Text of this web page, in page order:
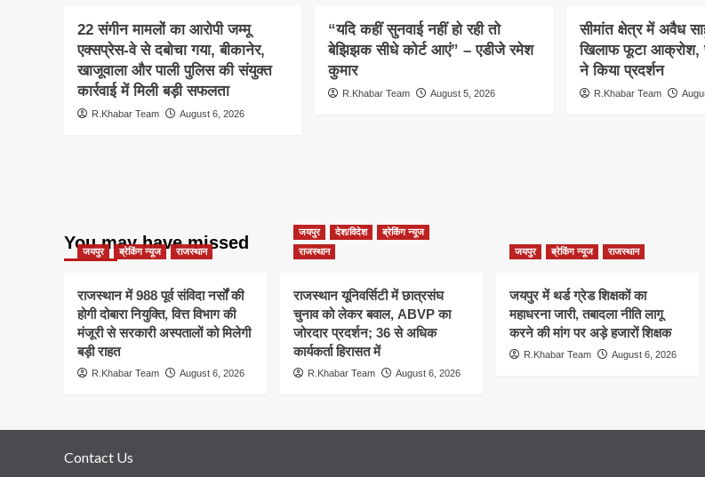
22 संगीन मामलों का आरोपी जम्मू
एक्सप्रेस-वे से दबोचा गया, बीकानेर,
खाजूवाला और पाली पुलिस की संयुक्त
कार्रवाई में मिली बड़ी सफलता
R.Khabar Team August 6, 2026
“यदि कहीं सुनवाई नहीं हो रही तो
बेझिझक सीधे कोर्ट आएं” – एडीजे रमेश
कुमार
R.Khabar Team August 5, 2026
सीमांत क्षेत्र में अवैध
खिलाफ फूटा आक्रोश,
ने किया प्रदर्शन
R.Khabar Team
You may have missed
जयपुर ब्रेकिंग न्यूज राजस्थान
राजस्थान में 988 पूर्व संविदा नर्सों की
होगी दोबारा नियुक्ति, वित्त विभाग की
मंजूरी से सरकारी अस्पतालों को मिलेगी
बड़ी राहत
R.Khabar Team August 6, 2026
जयपुर देश/विदेश
ब्रेकिंग न्यूज
राजस्थान
राजस्थान यूनिवर्सिटी में छात्रसंघ
चुनाव को लेकर बवाल, ABVP का
जोरदार प्रदर्शन; 36 से अधिक
कार्यकर्ता हिरासत में
R.Khabar Team August 6, 2026
जयपुर ब्रेकिंग न्यूज राजस्थान
जयपुर में थर्ड ग्रेड शिक्षकों का
महाधरना जारी, तबादला नीति लागू
करने की मांग पर अड़े हजारों शिक्षक
R.Khabar Team August 6, 2026
Contact Us